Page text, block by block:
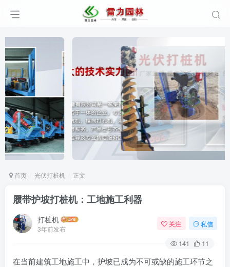
首页 光伏打桩机 正文
履带护坡打桩机：工地施工利器
打桩机
3年前发布
关注 私信
141 11
在当前建筑工地施工中，护坡已成为不可或缺的施工环节之